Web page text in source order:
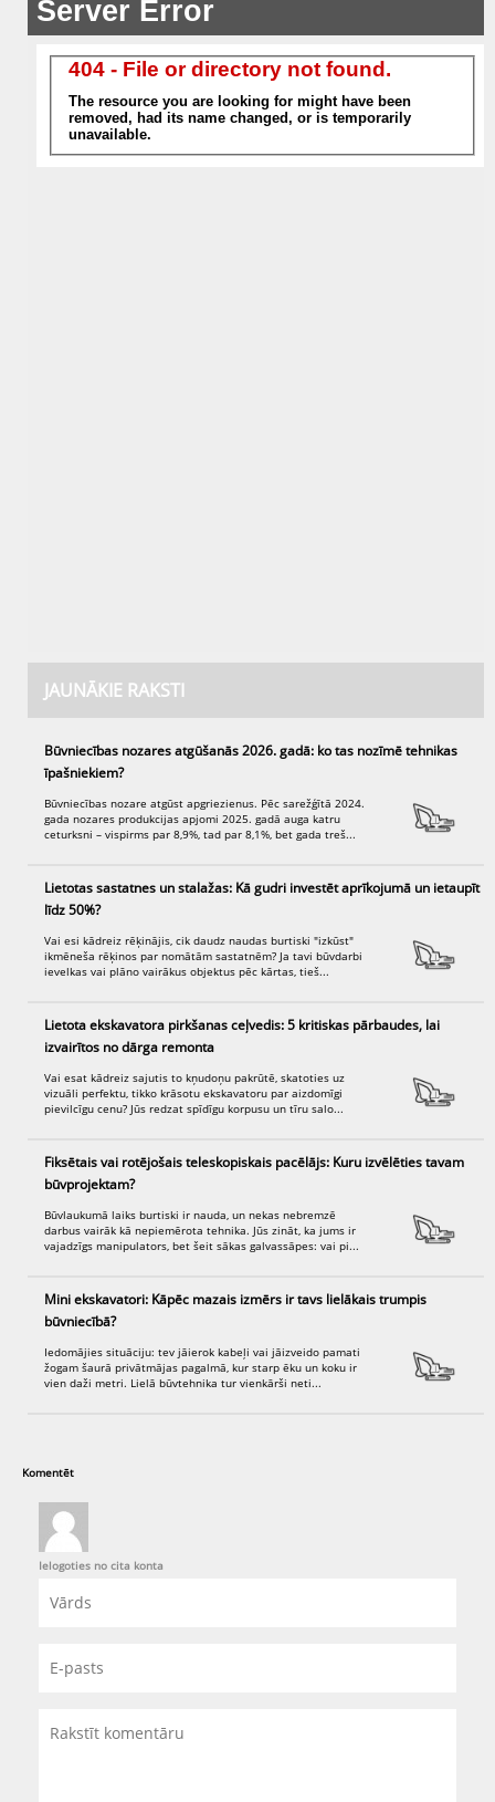
JAUNĀKIE RAKSTI
Būvniecības nozares atgūšanās 2026. gadā: ko tas nozīmē tehnikas
īpašniekiem?
Būvniecības nozare atgūst apgriezienus. Pēc sarežģītā 2024.
gada nozares produkcijas apjomi 2025. gadā auga katru
ceturksni – vispirms par 8,9%, tad par 8,1%, bet gada treš...
Lietotas sastatnes un stalažas: Kā gudri investēt aprīkojumā un ietaupīt
līdz 50%?
Vai esi kādreiz rēķinājis, cik daudz naudas burtiski "izkūst"
ikmēneša rēķinos par nomātām sastatnēm? Ja tavi būvdarbi
ievelkas vai plāno vairākus objektus pēc kārtas, tieš...
Lietota ekskavatora pirkšanas ceļvedis: 5 kritiskas pārbaudes, lai
izvairītos no dārga remonta
Vai esat kādreiz sajutis to kņudoņu pakrūtē, skatoties uz
vizuāli perfektu, tikko krāsotu ekskavatoru par aizdomīgi
pievilcīgu cenu? Jūs redzat spīdīgu korpusu un tīru salo...
Fiksētais vai rotējošais teleskopiskais pacēlājs: Kuru izvēlēties tavam
būvprojektam?
Būvlaukumā laiks burtiski ir nauda, un nekas nebremzē
darbus vairāk kā nepiemērota tehnika. Jūs zināt, ka jums ir
vajadzīgs manipulators, bet šeit sākas galvassāpes: vai pi...
Mini ekskavatori: Kāpēc mazais izmērs ir tavs lielākais trumpis
būvniecībā?
Iedomājies situāciju: tev jāierok kabeļi vai jāizveido pamati
žogam šaurā privātmājas pagalmā, kur starp ēku un koku ir
vien daži metri. Lielā būvtehnika tur vienkārši neti...
Komentēt
Ielogoties no cita konta